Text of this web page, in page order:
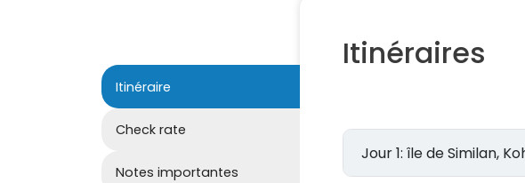
Itinéraire
Check rate
Notes importantes
Itinéraires
Jour 1: île de